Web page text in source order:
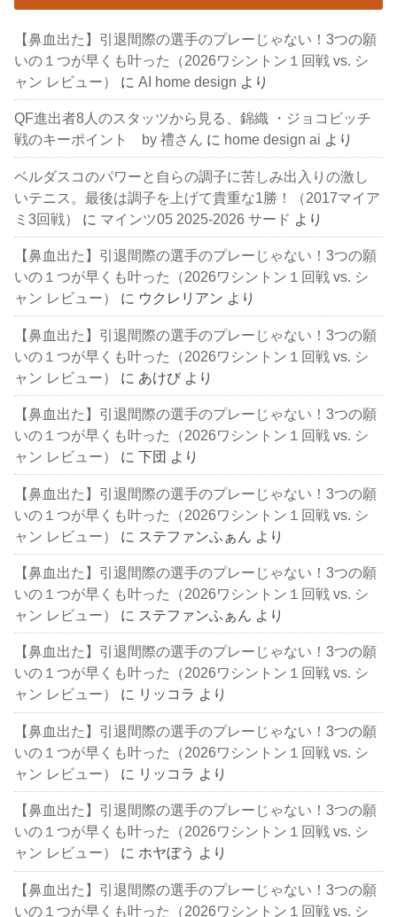
【鼻血出た】引退間際の選手のプレーじゃない！3つの願
いの１つが早くも叶った（2026ワシントン１回戦 vs. シ
ャン レビュー）
にAI home design より
QF進出者8人のスタッツから見る、錦織 ・ジョコビッチ
戦のキーポイント by 禮さん に home design ai より
ベルダスコのパワーと自らの調子に苦しみ出入りの激し
いテニス。最後は調子を上げて貴重な1勝！（2017マイア
ミ3回戦）
に マインツ05 2025-2026 サード より
【鼻血出た】引退間際の選手のプレーじゃない！3つの願
いの１つが早くも叶った（2026ワシントン１回戦 vs. シ
ャン レビュー）
に ウクレリアン より
【鼻血出た】引退間際の選手のプレーじゃない！3つの願
いの１つが早くも叶った（2026ワシントン１回戦 vs. シ
ャン レビュー）
に あけび より
【鼻血出た】引退間際の選手のプレーじゃない！3つの願
いの１つが早くも叶った（2026ワシントン１回戦 vs. シ
ャン レビュー）
に下団 より
【鼻血出た】引退間際の選手のプレーじゃない！3つの願
いの１つが早くも叶った（2026ワシントン１回戦 vs. シ
ャン レビュー）
に ステファンふぁん より
【鼻血出た】引退間際の選手のプレーじゃない！3つの願
いの１つが早くも叶った（2026ワシントン１回戦 vs. シ
ャン レビュー）
に ステファンふぁん より
【鼻血出た】引退間際の選手のプレーじゃない！3つの願
いの１つが早くも叶った（2026ワシントン１回戦 vs. シ
ャン レビュー）
に リッコラ より
【鼻血出た】引退間際の選手のプレーじゃない！3つの願
いの１つが早くも叶った（2026ワシントン１回戦 vs. シ
ャン レビュー）
に リッコラ より
【鼻血出た】引退間際の選手のプレーじゃない！3つの願
いの１つが早くも叶った（2026ワシントン１回戦 vs. シ
ャン レビュー）
に ホヤぼう より
【鼻血出た】引退間際の選手のプレーじゃない！3つの願
いの１つが早くも叶った（2026ワシントン１回戦 vs. シ